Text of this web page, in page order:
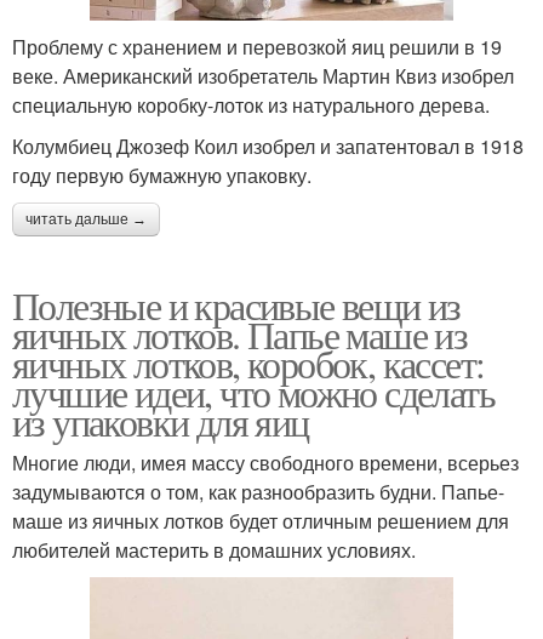
Проблему с хранением и перевозкой яиц решили в 19
веке. Американский изобретатель Мартин Квиз изобрел
специальную коробку-лоток из натурального дерева.
Колумбиец Джозеф Коил изобрел и запатентовал в 1918
году первую бумажную упаковку.
читать дальше →
Полезные и красивые вещи из
яичных лотков. Папье маше из
яичных лотков, коробок, кассет:
лучшие идеи, что можно сделать
из упаковки для яиц
Многие люди, имея массу свободного времени, всерьез
задумываются о том, как разнообразить будни. Папье-
маше из яичных лотков будет отличным решением для
любителей мастерить в домашних условиях.